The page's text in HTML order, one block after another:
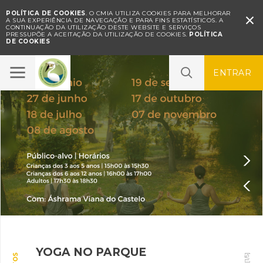
POLÍTICA DE COOKIES. O CMIA UTILIZA COOKIES PARA MELHORAR
A SUA EXPERIÊNCIA DE NAVEGAÇÃO E PARA FINS ESTATÍSTICOS. A
CONTINUAÇÃO DA UTILIZAÇÃO DESTE WEBSITE E SERVIÇOS
PRESSUPÕE A ACEITAÇÃO DA UTILIZAÇÃO DE COOKIES. POLÍTICA
DE COOKIES

ENTRAR
1
/
]
YOGA NO PARQUE
SONS NO PARQUE – Concerto
Oficina "As Formigas no
A sua opinião é importante |
SERVIÇO EDUCATIVO

